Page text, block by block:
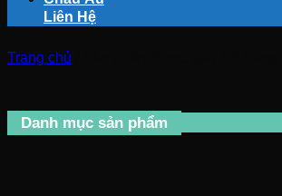
Liên Hệ
Trang chủ
Danh mục sản phẩm